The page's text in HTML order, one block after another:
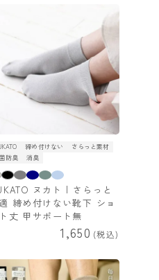
締め付けない
さらっと素材
防臭
消臭
ヌカト | さらっと
締め付けない靴下 ショ
丈 甲サポート無
1,650 税込